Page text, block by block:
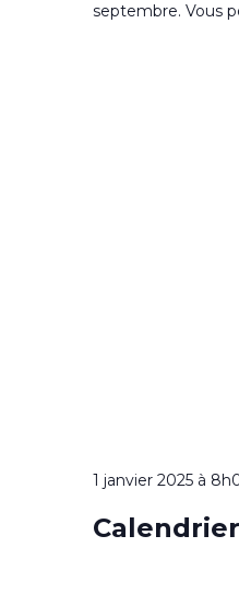
septembre. Vous
1 janvier 2025 à